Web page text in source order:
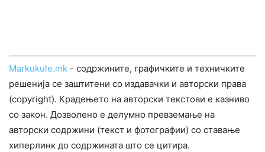
Markukule.mk - содржините, графичките и техничките
решенија се заштитени со издавачки и авторски права
(copyright). Крадењето на авторски текстови е казниво
со закон. Дозволено е делумно превземање на
авторски содржини (текст и фотографии) со ставање
хиперлинк до содржината што се цитира.